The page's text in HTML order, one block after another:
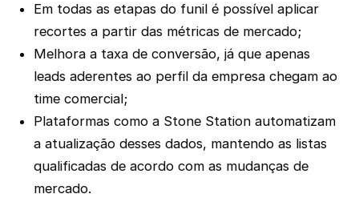
Em todas as etapas do funil é possível aplicar
recortes a partir das métricas de mercado;
Melhora a taxa de conversão, já que apenas
leads aderentes ao perfil da empresa chegam ao
time comercial;
Plataformas como a Stone Station automatizam
a atualização desses dados, mantendo as listas
qualificadas de acordo com as mudanças de
mercado.